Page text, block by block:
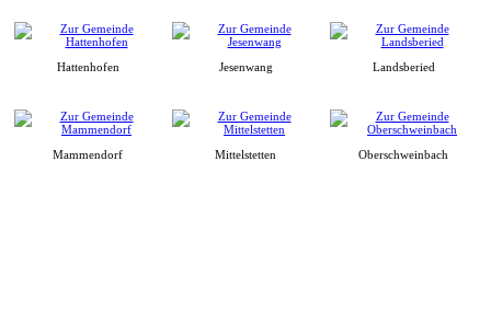
Hattenhofen Jesenwang Landsberied
Mammendorf Mittelstetten Oberschweinbach